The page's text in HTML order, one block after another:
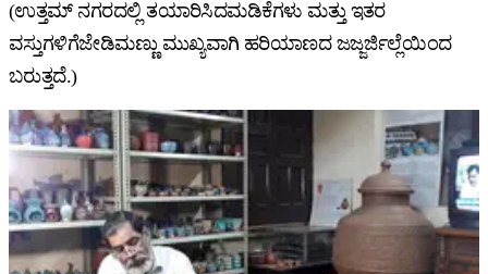
(ಉತ್ತಮ್ ನಗರದಲ್ಲಿ ತಯಾರಿಸಿದಮಡಿಕೆಗಳು ಮತ್ತು ಇತರ
ವಸ್ತುಗಳಿಗೆಜೇಡಿಮಣ್ಣು ಮುಖ್ಯವಾಗಿ ಹರಿಯಾಣದ ಜಜ್ಜರ್ಜಿಲ್ಲೆಯಿಂದ
ಬರುತ್ತದೆ.)